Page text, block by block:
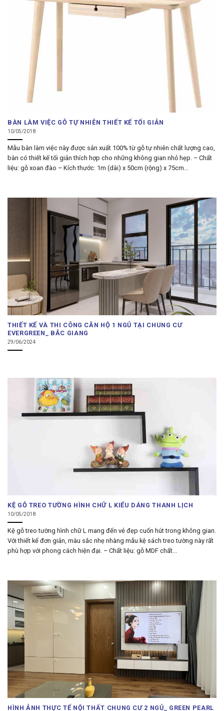
BÀN LÀM VIỆC GỖ TỰ NHIÊN THIẾT KẾ TỐI GIẢN
10/05/2018
Mẫu bàn làm việc này được sản xuất 100% từ gỗ tự nhiên chất lượng cao,
bàn có thiết kế tối giản thích hợp cho những không gian nhỏ hẹp. – Chất
liệu: gỗ xoan đào – Kích thước: 1m (dài) x 50cm (rộng) x 75cm...
THIẾT KẾ VÀ THI CÔNG CĂN HỘ 1 NGỦ TẠI CHUNG CƯ
EVERGREEN_ BẮC GIANG
29/06/2024
KỆ GỖ TREO TƯỜNG HÌNH CHỮ L KIỂU DÁNG THANH LỊCH
10/05/2018
Kệ gỗ treo tường hình chữ L mang đến vẻ đẹp cuốn hút trong không gian.
Với thiết kế đơn giản, màu sắc nhẹ nhàng mẫu kệ sách treo tường này rất
phù hợp với phong cách hiện đại. – Chất liệu: gỗ MDF chất...
HÌNH ẢNH THỰC TẾ NỘI THẤT CHUNG CƯ 2 NGỦ_ GREEN PEARL